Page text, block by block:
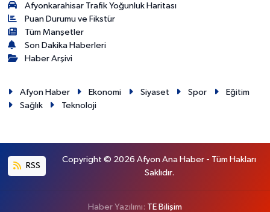
Afyonkarahisar Trafik Yoğunluk Haritası
Puan Durumu ve Fikstür
Tüm Manşetler
Son Dakika Haberleri
Haber Arşivi
Afyon Haber Ekonomi Siyaset Spor
Eğitim
Sağlık
Teknoloji
RSS
Copyright © 2026 Afyon Ana Haber - Tüm Hakları
Saklıdır.
Haber Yazılımı: TE Bilişim